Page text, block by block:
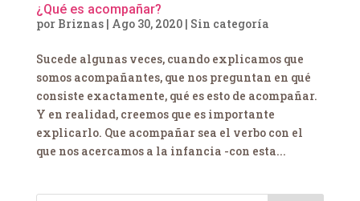
¿Qué es acompañar?
por Briznas| Ago 30, 2020| Sin categoría
Sucede algunas veces, cuando explicamos que
somos acompañantes, que nos preguntan en qué
consiste exactamente, qué es esto de acompañar.
Y en realidad, creemos que es importante
explicarlo. Que acompañar sea el verbo con el
que nos acercamos a la infancia -con esta...